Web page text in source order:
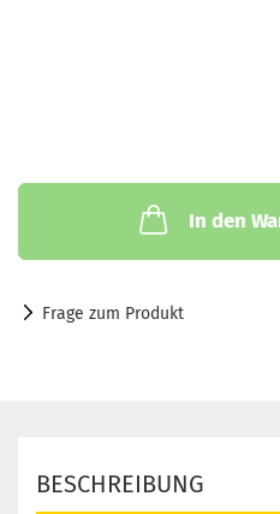
In den
Frage zum Produkt
BESCHREIBUNG